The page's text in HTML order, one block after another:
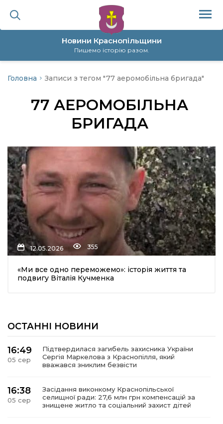
Новини Краснопільщини
Пишемо історію разом.
політика
Головна Записи з тегом "77 аеромобільна бригада"
77 АЕРОМОБІЛЬНА
БРИГАДА
12.05.2026 355
«Ми все одно переможемо»: історія життя та
подвигу Віталія Кучменка
ОСТАННІ НОВИНИ
16:49
05 сер
Підтвердилася загибель захисника України
Сергія Маркелова з Краснопілля, який
вважався зниклим безвісти
16:38
05 сер
Засідання виконкому Краснопільської
селищної ради: 27,6 млн грн компенсацій за
знищене житло та соціальний захист дітей